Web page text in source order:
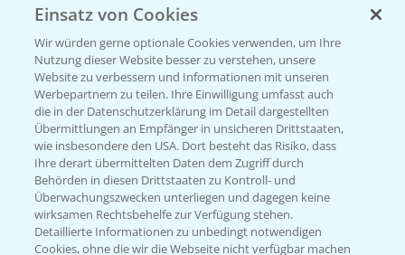
Beratung auf WhatsApp
T.+49 (0)174 346 564 1
KONTAKT
Hilfe in Notfällen
T.+49 (0)214/30-20220
Einsatz von Cookies
Wir würden gerne optionale Cookies verwenden, um Ihre
Nutzung dieser Website besser zu verstehen, unsere
Website zu verbessern und Informationen mit unseren
Werbepartnern zu teilen. Ihre Einwilligung umfasst auch
die in der Datenschutzerklärung im Detail dargestellten
Übermittlungen an Empfänger in unsicheren Drittstaaten,
wie insbesondere den USA. Dort besteht das Risiko, dass
Ihre derart übermittelten Daten dem Zugriff durch
Behörden in diesen Drittstaaten zu Kontroll- und
Überwachungszwecken unterliegen und dagegen keine
wirksamen Rechtsbehelfe zur Verfügung stehen.
Detaillierte Informationen zu unbedingt notwendigen
Cookies, ohne die wir die Webseite nicht verfügbar machen